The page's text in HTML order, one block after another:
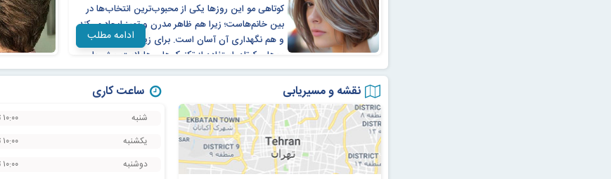
کوتاهی مو این روزها یکی از محبوب‌ترین انتخاب‌ها در
بین خانم‌هاست؛ زیرا هم ظاهر مدرن و تمیز ایجاد می‌کند
و هم نگهداری آن آسان است. برای زیباتر دیده شدن
موهای کوتاه، استفاده از تکنیک‌های هایلایت، مش یا
بالیاژ می‌تواند بهترین انتخاب باشد.
ادامه مطلب
نقشه و مسیریابی ساعت کاری
شنبه
۱۰:۰۰ تا ۱۹:۰۰
یکشنبه
۱۰:۰۰ تا ۱۹:۰۰
دوشنبه
۱۰:۰۰ تا ۱۹:۰۰